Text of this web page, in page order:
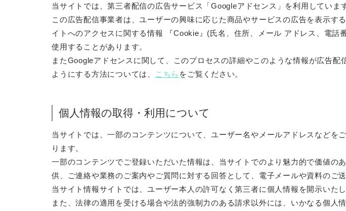
当サイトでは、第三者配信の広告サービス「Googleアドセンス」を利用しています
この広告配信事業者は、ユーザーの興味に応じた商品やサービスの広告を表示す
イトへのアクセスに関する情報 『Cookie』(氏名、住所、メール アドレス、電話
使用することがあります。
またGoogleアドセンスに関して、このプロセスの詳細やこのような情報が広告配
ようにする方法については、
こちら をご覧ください。
個人情報の取得・利用について
当サイトでは、一部のコンテンツについて、ユーザー名やメールアドレスなどを
ります。
一部のコンテンツでご登録いただいた情報は、当サイトでのより魅力的で価値の
供、ご連絡や業務のご案内やご質問に対する回答として、電子メールや資料のご
当サイト情報サイトでは、ユーザー本人の許可なく第三者に個人情報を開示いたし
また、法律の適用を受ける場合や法的強制力のある請求以外には、いかなる個人